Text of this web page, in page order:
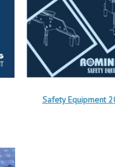
Safety Equipment